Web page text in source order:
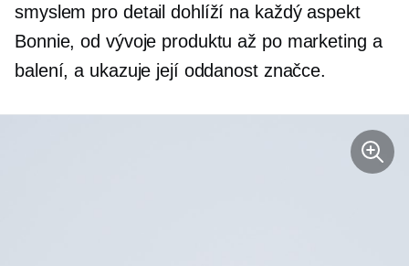
smyslem pro detail dohlíží na každý aspekt
Bonnie, od vývoje produktu až po marketing a
balení, a ukazuje její oddanost značce.